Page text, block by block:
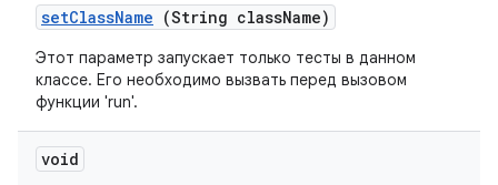
setClassName (String className)
Этот параметр запускает только тесты в данном
классе. Его необходимо вызвать перед вызовом
функции 'run'.
void